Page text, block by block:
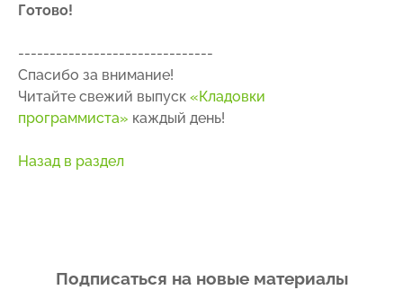
Готово!
-------------------------------
Спасибо за внимание!
Читайте свежий выпуск «Кладовки
программиста» каждый день!
Назад в раздел
Подписаться на новые материалы